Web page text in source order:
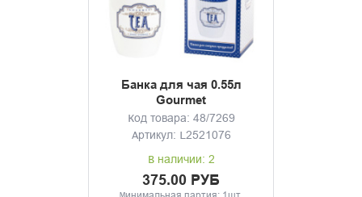
Банка для чая 0.55л
Gourmet
Код товара: 48/7269
Артикул: L2521076
В наличии: 2
375.00 РУБ